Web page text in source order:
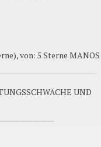
von: 5 Sterne MANOS
UND